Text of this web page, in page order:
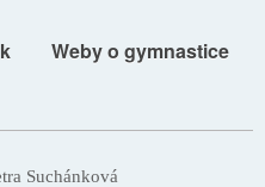
Weby o gymnastice
Suchánková